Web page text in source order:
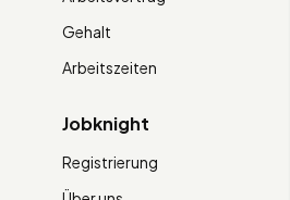
Gehalt
Arbeitszeiten
Jobknight
Registrierung